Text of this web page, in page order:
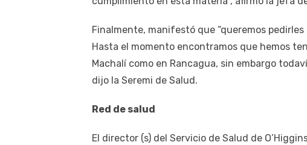
Finalmente, manifestó que “queremos
Hasta el momento encontramos que hemos
Machalí como en Rancagua, sin embargo
dijo la Seremi de Salud.
Red de salud
El director (s) del Servicio de Salud de